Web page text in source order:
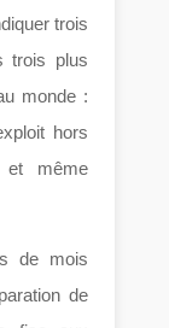
trois
trois plus
monde :
hors
et même
de mois
de